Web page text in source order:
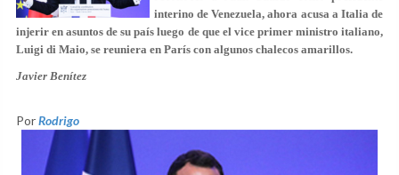
interino de Venezuela, ahora acusa a Italia de
injerir en asuntos de su país luego de que el vice primer ministro italiano,
Luigi di Maio, se reuniera en París con algunos chalecos amarillos.
Javier Benítez
PorRodrigo